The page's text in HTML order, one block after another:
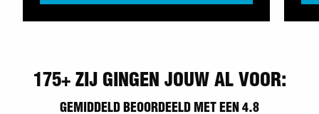
175+ ZIJ GINGEN JOUW AL VOOR:
GEMIDDELD BEOORDEELD MET EEN 4.8